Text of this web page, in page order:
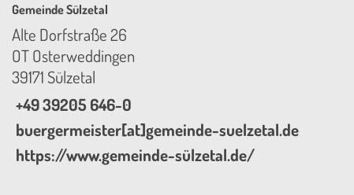
Gemeinde Sülzetal
Alte Dorfstraße 26
OT Osterweddingen
39171 Sülzetal
+49 39205 646-0
buergermeister[at]gemeinde-suelzetal.de
https://www.gemeinde-sülzetal.de/